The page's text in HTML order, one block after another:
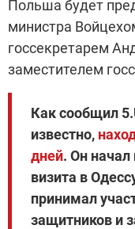
Польша будет
министра
госсекретарем
заместителем
Как сообщил
известно,
дней. Он начал
визита в
принимал
защитников и